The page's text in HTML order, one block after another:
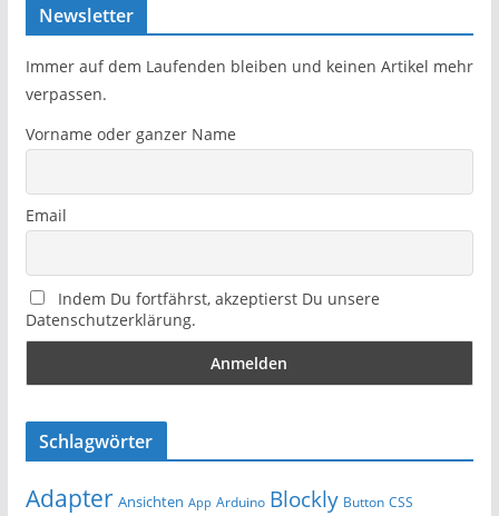
Newsletter
Immer auf dem Laufenden bleiben und keinen Artikel mehr
verpassen.
Vorname oder ganzer Name
Email
Indem Du fortfährst, akzeptierst Du unsere
Datenschutzerklärung.
Schlagwörter
Adapter Ansichten App Arduino Blockly Button CSS